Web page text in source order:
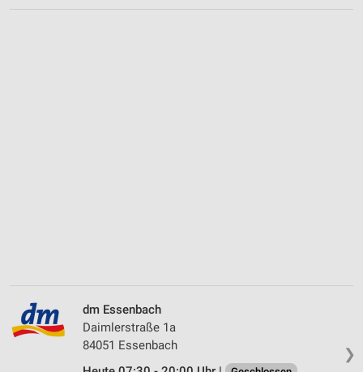
❯
dm Essenbach
Daimlerstraße 1a
84051 Essenbach